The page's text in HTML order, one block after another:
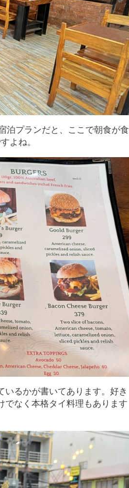
泊プランだと、ここで朝食が食
よね。
るかが書いてあります。好き
でなく本格タイ料理もあります